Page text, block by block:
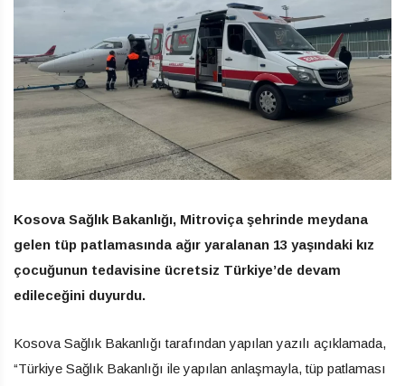
Kosova Sağlık Bakanlığı, Mitroviça şehrinde meydana
gelen tüp patlamasında ağır yaralanan 13 yaşındaki kız
çocuğunun tedavisine ücretsiz Türkiye’de devam
edileceğini duyurdu.
Kosova Sağlık Bakanlığı tarafından yapılan yazılı açıklamada,
“Türkiye Sağlık Bakanlığı ile yapılan anlaşmayla, tüp patlaması